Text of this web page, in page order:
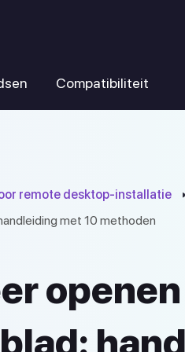
Compatibiliteit
remote desktop-installatie
met 10 methoden